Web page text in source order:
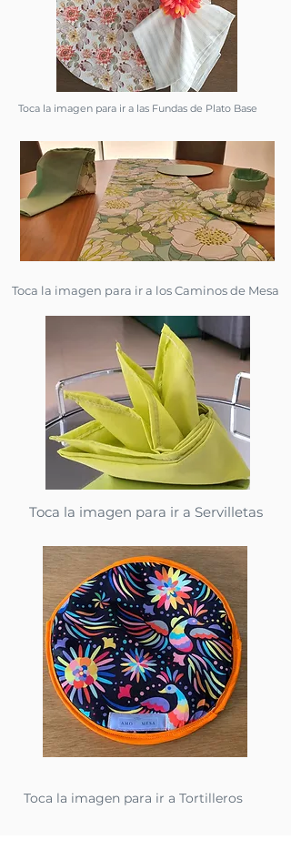
Toca la imagen para ir a las Fundas de Plato Base
Toca la imagen para ir a los Caminos de Mesa
Toca la imagen para ir a Servilletas
Toca la imagen para ir a Tortilleros